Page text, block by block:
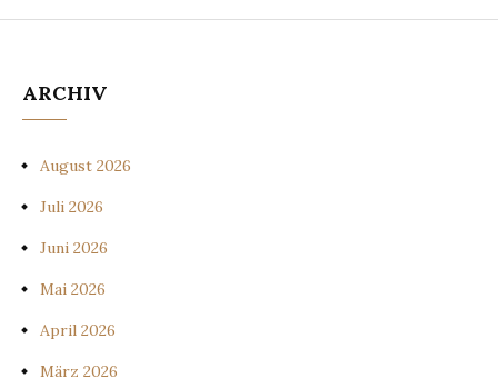
ARCHIV
August 2026
Juli 2026
Juni 2026
Mai 2026
April 2026
März 2026